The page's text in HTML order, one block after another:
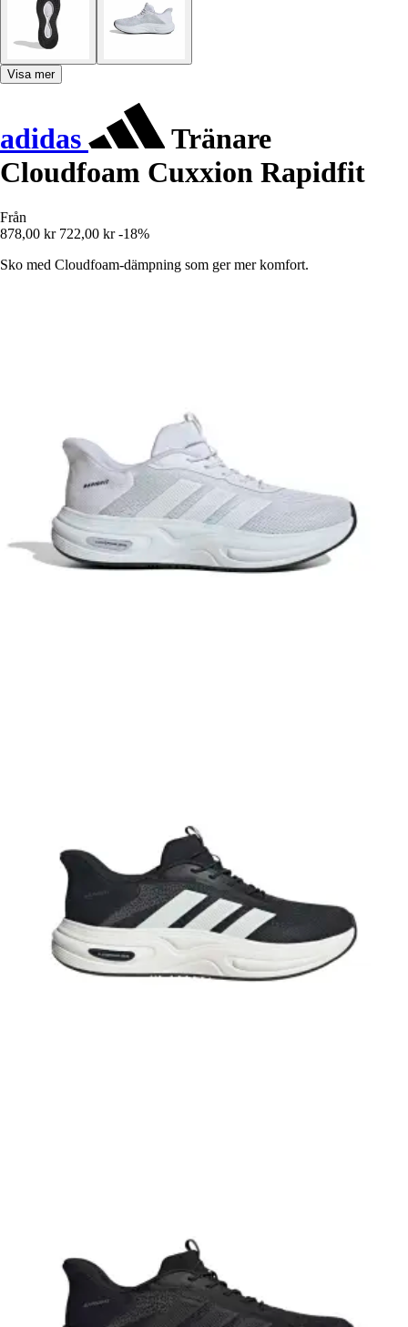
Visa mer
adidas
Tränare
Cloudfoam Cuxxion Rapidfit
Från
878,00 kr 722,00 kr -18%
Sko med Cloudfoam-dämpning som ger mer komfort.